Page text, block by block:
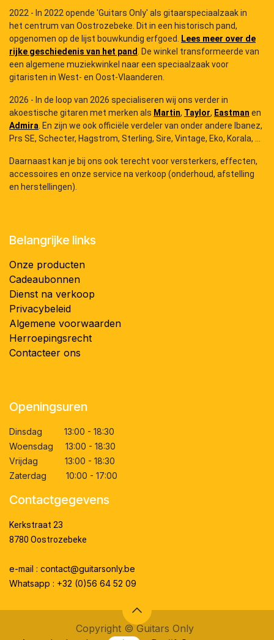
2022 - In 2022 opende 'Guitars Only' als gitaarspeciaalzaak in
het centrum van Oostrozebeke. Dit in een historisch pand,
opgenomen op de lijst bouwkundig erfgoed. Lees meer over de
rijke geschiedenis van het pand. De winkel transformeerde van
een algemene muziekwinkel naar een speciaalzaak voor
gitaristen in West- en Oost-Vlaanderen.
2026 - In de loop van 2026 specialiseren wij ons verder in
akoestische gitaren met merken als Martin, Taylor, Eastman en
Admira. En zijn we ook officiële verdeler van onder andere Ibanez,
Prs SE, Schecter, Hagstrom, Sterling, Sire, Vintage, Eko, Korala, ...
Daarnaast kan je bij ons ook terecht voor versterkers, effecten,
accessoires en onze service na verkoop (onderhoud, afstelling
en herstellingen).
Belangrijke links
Onze producten
Cadeaubonnen
Dienst na verkoop
Privacybeleid
Algemene voorwaarden
Herroepingsrecht
Contacteer ons
Openingsuren
Dinsdag 13:00 - 18:30
Woensdag 13:00 - 18:30
Vrijdag 13:00 - 18:30
Zaterdag 10:00 - 17:00
Contactgegevens
Kerkstraat 23
8780 Oostrozebeke
e-mail : contact@guitarsonly.be
Whatsapp : +32 (0)56 64 52 09
Copyright ©Guitars Only